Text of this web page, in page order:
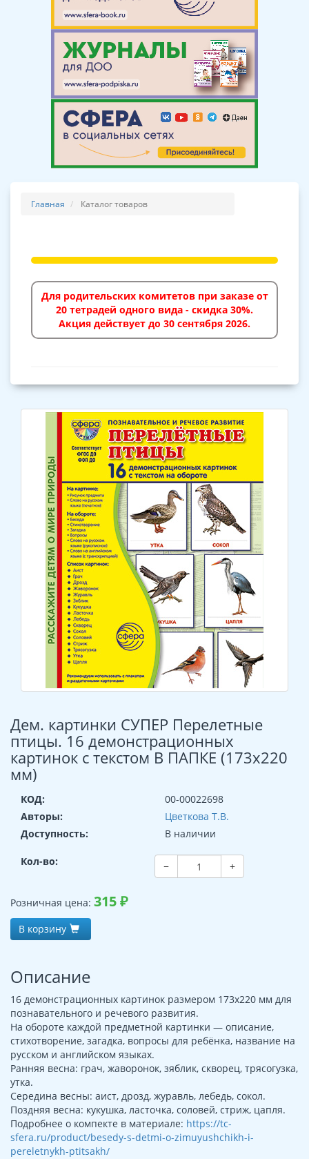
Главная Каталог товаров
Для родительских комитетов при заказе от
20 тетрадей одного вида - скидка 30%.
Акция действует до 30 сентября 2026.
Дем. картинки СУПЕР Перелетные
птицы. 16 демонстрационных
картинок с текстом В ПАПКЕ (173х220
мм)
КОД:
00-00022698
Авторы:
Цветкова Т.В.
Доступность:
В наличии
Кол-во: − +
Розничная цена: 315₽
В корзину
Описание
16 демонстрационных картинок размером 173х220 мм для
познавательного и речевого развития.
На обороте каждой предметной картинки — описание,
стихотворение, загадка, вопросы для ребёнка, название на
русском и английском языках.
Ранняя весна: грач, жаворонок, зяблик, скворец, трясогузка,
утка.
Середина весны: аист, дрозд, журавль, лебедь, сокол.
Поздняя весна: кукушка, ласточка, соловей, стриж, цапля.
Подробнее о компекте в материале: https://tc-
sfera.ru/product/besedy-s-detmi-o-zimuyushchikh-i-
pereletnykh-ptitsakh/